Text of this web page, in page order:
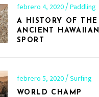
febrero 4, 2020 Paddling
A HISTORY OF THE
ANCIENT HAWAIIAN
SPORT
febrero 5, 2020 Surfing
WORLD CHAMP